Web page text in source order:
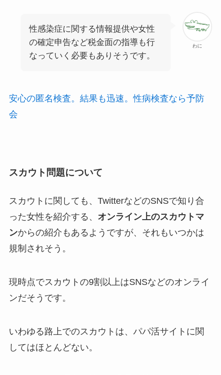
わに
性感染症に関する情報提供や女性
の確定申告など税金面の指導も行
なっていく必要もありそうです。
安心の匿名検査。結果も迅速。性病検査なら予防
会
スカウト問題について
スカウトに関しても、TwitterなどのSNSで知り合
った女性を紹介する、 オンライン上のスカウトマ
ンからの紹介もあるようですが、それもいつかは
規制されそう。
現時点でスカウトの9割以上はSNSなどのオンライ
ンだそうです。
いわゆる路上でのスカウトは、パパ活サイトに関
してはほとんどない。